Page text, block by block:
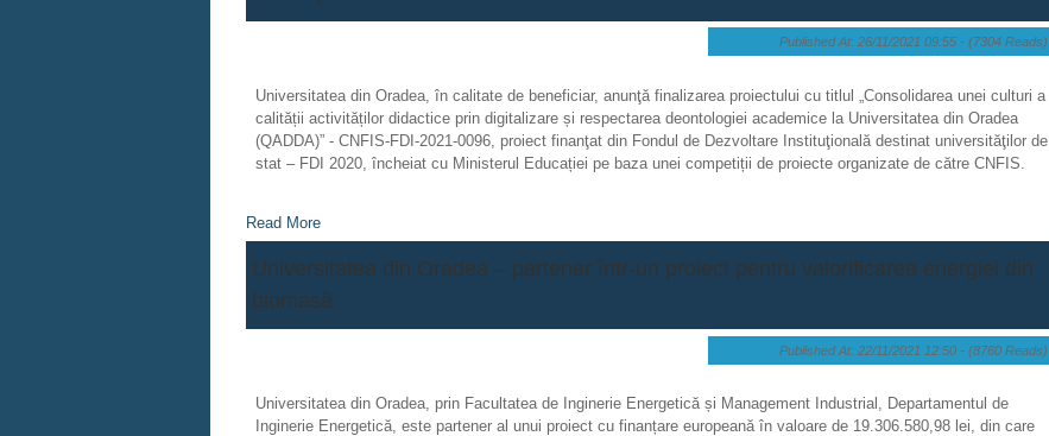
Published At: 26/11/2021 09:55 - (7304 Reads)
Universitatea din Oradea, în calitate de beneficiar, anunţă finalizarea proiectului cu titlul „Consolidarea unei culturi a
calității activităților didactice prin digitalizare și respectarea deontologiei academice la Universitatea din Oradea
(QADDA)” - CNFIS-FDI-2021-0096, proiect finanţat din Fondul de Dezvoltare Instituţională destinat universităţilor de
stat – FDI 2020, încheiat cu Ministerul Educației pe baza unei competiții de proiecte organizate de către CNFIS.
Read More
Universitatea din Oradea – partener într-un proiect pentru valorificarea energiei din
biomasă
Published At: 22/11/2021 12:50 - (8760 Reads)
Universitatea din Oradea, prin Facultatea de Inginerie Energetică și Management Industrial, Departamentul de
Inginerie Energetică, este partener al unui proiect cu finanțare europeană în valoare de 19.306.580,98 lei, din care